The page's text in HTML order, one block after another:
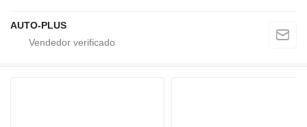
AUTO-PLUS